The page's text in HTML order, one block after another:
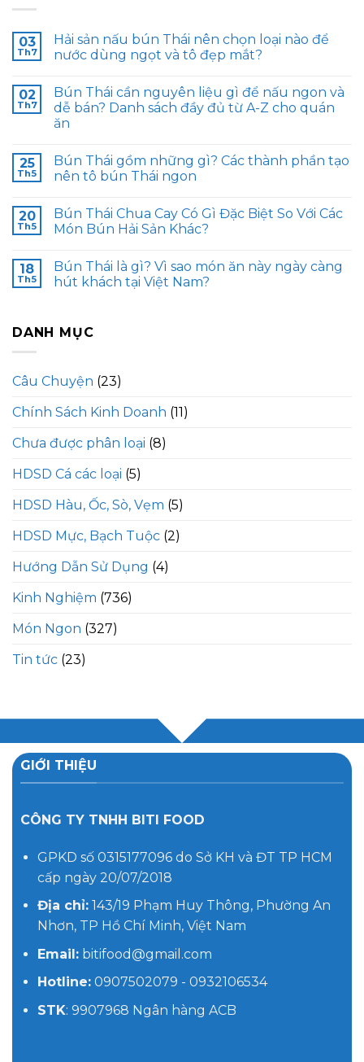
03
Th7
Hải sản nấu bún Thái nên chọn loại nào để
nước dùng ngọt và tô đẹp mắt?
02
Th7
Bún Thái cần nguyên liệu gì để nấu ngon và
dễ bán? Danh sách đầy đủ từ A-Z cho quán
ăn
25
Th5
Bún Thái gồm những gì? Các thành phần tạo
nên tô bún Thái ngon
20
Th5
Bún Thái Chua Cay Có Gì Đặc Biệt So Với Các
Món Bún Hải Sản Khác?
18
Th5
Bún Thái là gì? Vì sao món ăn này ngày càng
hút khách tại Việt Nam?
DANH MỤC
Câu Chuyện (23)
Chính Sách Kinh Doanh (11)
Chưa được phân loại (8)
HDSD Cá các loại (5)
HDSD Hàu, Ốc, Sò, Vẹm (5)
HDSD Mực, Bạch Tuộc (2)
Hướng Dẫn Sử Dụng (4)
Kinh Nghiệm (736)
Món Ngon (327)
Tin tức (23)
GIỚI THIỆU
CÔNG TY TNHH BITI FOOD
GPKD số 0315177096 do Sở KH và ĐT TP HCM
cấp ngày 20/07/2018
Địa chỉ:143/19 Phạm Huy Thông, Phường An
Nhơn, TP Hồ Chí Minh, Việt Nam
Email:bitifood@gmail.com
Hotline:0907502079 - 0932106534
STK: 9907968 Ngân hàng ACB